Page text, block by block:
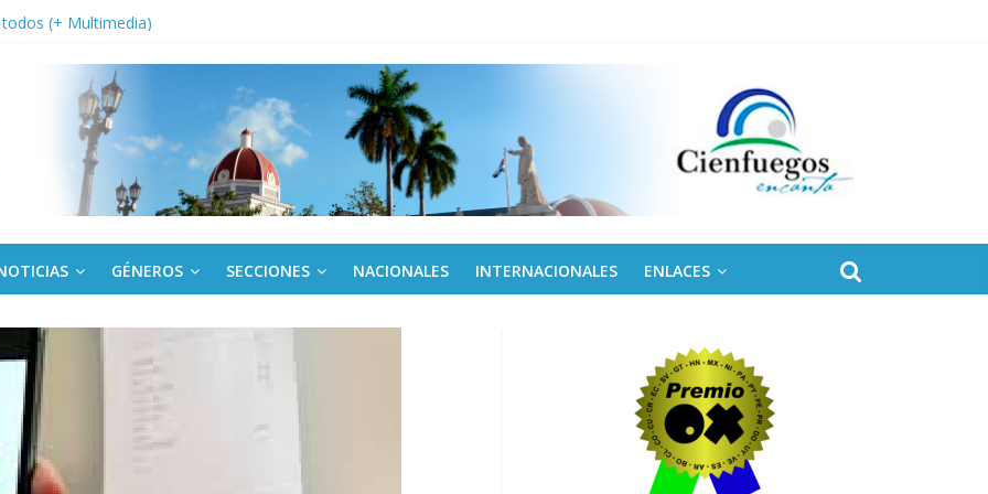
edición semanal en PDF del 7 de agosto
En imágenes la prensa cubana rinde tributo al Comandante (+ Fotos)
brigada chilena viaja a Cuba con donativos por el centenario de Fidel
cien años, cien escuelas
GÉNEROS SECCIONES NACIONALES INTERNACIONALES ENLACES